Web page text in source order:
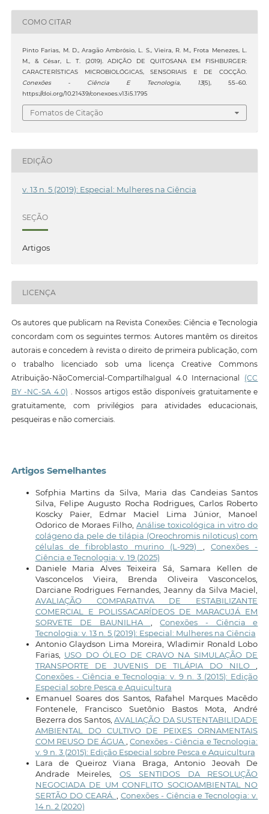
COMO CITAR
Pinto Farias, M. D., Aragão Ambrósio, L. S., Vieira, R. M., Frota Menezes, L.
M., & César, L. T. (2019). ADIÇÃO DE QUITOSANA EM FISHBURGER:
CARACTERÍSTICAS MICROBIOLÓGICAS, SENSORIAIS E DE COCÇÃO.
Conexões - Ciência E Tecnologia, 13(5), 55–60.
https://doi.org/10.21439/conexoes.v13i5.1795
Fomatos de Citação
EDIÇÃO
v. 13 n. 5 (2019): Especial: Mulheres na Ciência
SEÇÃO
Artigos
LICENÇA
Os autores que publicam na Revista Conexões: Ciência e Tecnologia
concordam com os seguintes termos: Autores mantêm os direitos
autorais e concedem à revista o direito de primeira publicação, com
o trabalho licenciado sob uma licença Creative Commons
Atribuição-NãoComercial-CompartilhaIgual 4.0 Internacional (CC
BY -NC-SA 4.0) . Nossos artigos estão disponíveis gratuitamente e
gratuitamente, com privilégios para atividades educacionais,
pesqueiras e não comerciais.
Artigos Semelhantes
Sofphia Martins da Silva, Maria das Candeias Santos
Silva, Felipe Augusto Rocha Rodrigues, Carlos Roberto
Koscky Paier, Edmar Maciel Lima Júnior, Manoel
Odorico de Moraes Filho, Análise toxicológica in vitro do
colágeno da pele de tilápia (Oreochromis niloticus) com
células de fibroblasto murino (L-929) ,Conexões -
Ciência e Tecnologia: v. 19 (2025)
Daniele Maria Alves Teixeira Sá, Samara Kellen de
Vasconcelos Vieira, Brenda Oliveira Vasconcelos,
Darciane Rodrigues Fernandes, Jeanny da Silva Maciel,
AVALIAÇÃO COMPARATIVA DE ESTABILIZANTE
COMERCIAL E POLISSACARÍDEOS DE MARACUJÁ EM
SORVETE DE BAUNILHA ,Conexões - Ciência e
Tecnologia: v. 13 n. 5 (2019): Especial: Mulheres na Ciência
Antonio Glaydson Lima Moreira, Wladimir Ronald Lobo
Farias, USO DO ÓLEO DE CRAVO NA SIMULAÇÃO DE
TRANSPORTE DE JUVENIS DE TILÁPIA DO NILO,
Conexões - Ciência e Tecnologia: v. 9 n. 3 (2015): Edição
Especial sobre Pesca e Aquicultura
Emanuel Soares dos Santos, Rafahel Marques Macêdo
Fontenele, Francisco Suetônio Bastos Mota, André
Bezerra dos Santos,AVALIAÇÃO DA SUSTENTABILIDADE
AMBIENTAL DO CULTIVO DE PEIXES ORNAMENTAIS
COM REUSO DE ÁGUA ,Conexões - Ciência e Tecnologia:
v. 9 n. 3 (2015): Edição Especial sobre Pesca e Aquicultura
Lara de Queiroz Viana Braga, Antonio Jeovah De
Andrade Meireles,OS SENTIDOS DA RESOLUÇÃO
NEGOCIADA DE UM CONFLITO SOCIOAMBIENTAL NO
SERTÃO DO CEARÁ. , Conexões - Ciência e Tecnologia: v.
14 n. 2 (2020)